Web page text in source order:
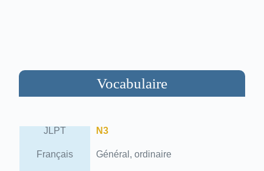
Vocabulaire
JLPT N3
Français Général, ordinaire